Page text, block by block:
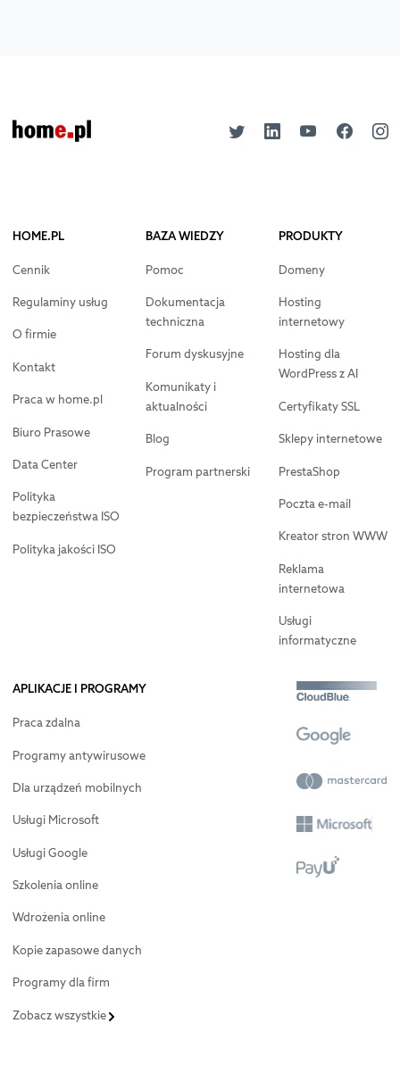
HOME.PL
Cennik
Regulaminy usług
O firmie
Kontakt
Praca w home.pl
Biuro Prasowe
Data Center
Polityka
bezpieczeństwa ISO
Polityka jakości ISO
BAZA WIEDZY
Pomoc
Dokumentacja
techniczna
Forum dyskusyjne
Komunikaty i
aktualności
Blog
Program partnerski
PRODUKTY
Domeny
Hosting
internetowy
Hosting dla
WordPress z AI
Certyfikaty SSL
Sklepy internetowe
PrestaShop
Poczta e-mail
Kreator stron WWW
Reklama
internetowa
Usługi
informatyczne
APLIKACJE I PROGRAMY
Praca zdalna
Programy antywirusowe
Dla urządzeń mobilnych
Usługi Microsoft
Usługi Google
Szkolenia online
Wdrożenia online
Kopie zapasowe danych
Programy dla firm
Zobacz wszystkie